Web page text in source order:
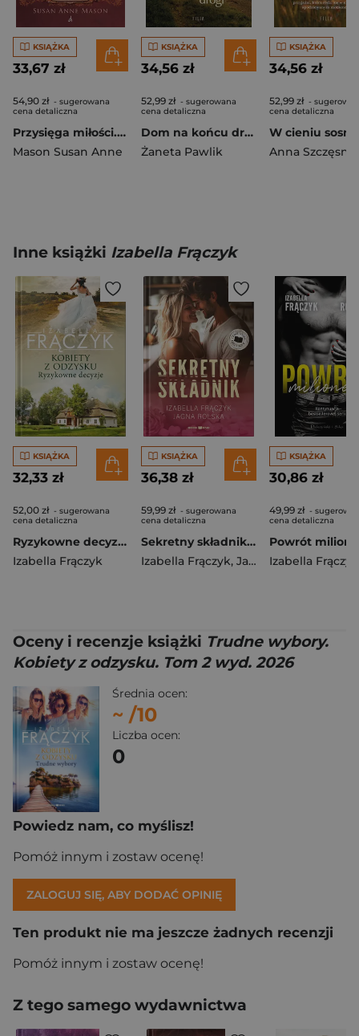
KSIĄŻKA
33,67 zł
54,90 zł - sugerowana
cena detaliczna
Przysięga miłości. Mieć odwagę, by marzyć. Tom 3 wyd. 2026
Mason Susan Anne
KSIĄŻKA
34,56 zł
52,99 zł - sugerowana
cena detaliczna
Dom na końcu drogi
Żaneta Pawlik
KSIĄŻKA
34,56 zł
52,99 zł -
cena detaliczna
Anna Szczęsna
Inne książki Izabella Frączyk
KSIĄŻKA
32,33 zł
52,00 zł - sugerowana
cena detaliczna
Ryzykowne decyzje. Kobiety z odzysku. Tom 3 wyd. 2026
Izabella Frączyk
KSIĄŻKA
36,38 zł
59,99 zł - sugerowana
cena detaliczna
Sekretny składnik. Duże Litery
Izabella Frączyk, Jagna Rolska
KSIĄŻKA
30,86 zł
49,99 zł -
cena detaliczna
Powrót
Izabella Frączyk
Oceny i recenzje książki Trudne wybory.
Kobiety z odzysku. Tom 2 wyd. 2026
Średnia ocen:
~ /10
Liczba ocen:
0
Powiedz nam, co myślisz!
Pomóż innym i zostaw ocenę!
ZALOGUJ SIĘ, ABY DODAĆ OPINIĘ
Ten produkt nie ma jeszcze żadnych recenzji
Pomóż innym i zostaw ocenę!
Z tego samego wydawnictwa